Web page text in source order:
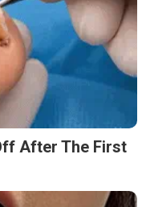
After The First